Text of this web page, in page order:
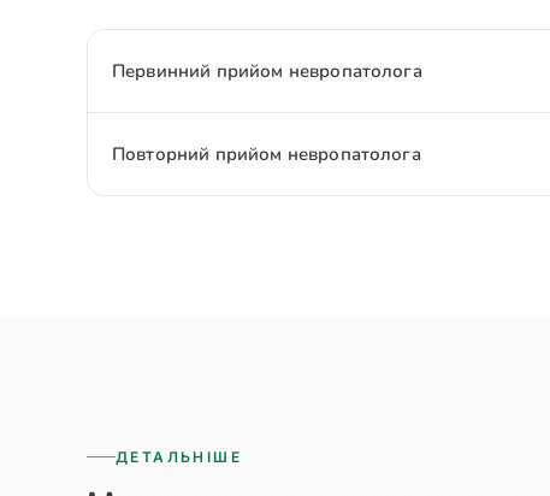
Первинний прийом невропатолога
Повторний прийом невропатолога
ДЕТАЛЬНІШЕ